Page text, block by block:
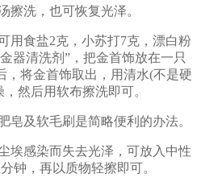
擦洗，也可恢复光泽。
用食盐2克，小苏打7克，漂白粉
器清洗剂”，把金首饰放在一只
，将金首饰取出，用清水(不是硬
然后用软布擦洗即可。
皂及软毛刷是简略便利的办法。
埃感染而失去光泽，可放入中性
钟，再以质物轻擦即可。